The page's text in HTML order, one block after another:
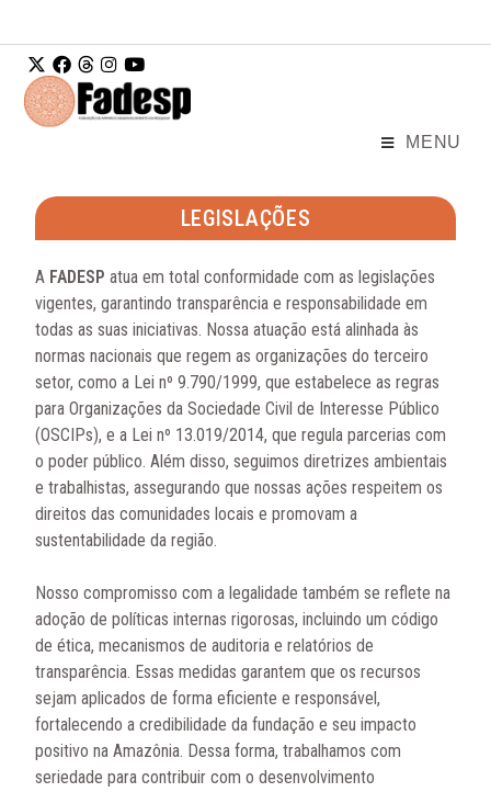
conteúdo
MENU
LEGISLAÇÕES
A FADESP atua em total conformidade com as legislações
vigentes, garantindo transparência e responsabilidade em
todas as suas iniciativas. Nossa atuação está alinhada às
normas nacionais que regem as organizações do terceiro
setor, como a Lei nº 9.790/1999, que estabelece as regras
para Organizações da Sociedade Civil de Interesse Público
(OSCIPs), e a Lei nº 13.019/2014, que regula parcerias com
o poder público. Além disso, seguimos diretrizes ambientais
e trabalhistas, assegurando que nossas ações respeitem os
direitos das comunidades locais e promovam a
sustentabilidade da região.
Nosso compromisso com a legalidade também se reflete na
adoção de políticas internas rigorosas, incluindo um código
de ética, mecanismos de auditoria e relatórios de
transparência. Essas medidas garantem que os recursos
sejam aplicados de forma eficiente e responsável,
fortalecendo a credibilidade da fundação e seu impacto
positivo na Amazônia. Dessa forma, trabalhamos com
seriedade para contribuir com o desenvolvimento